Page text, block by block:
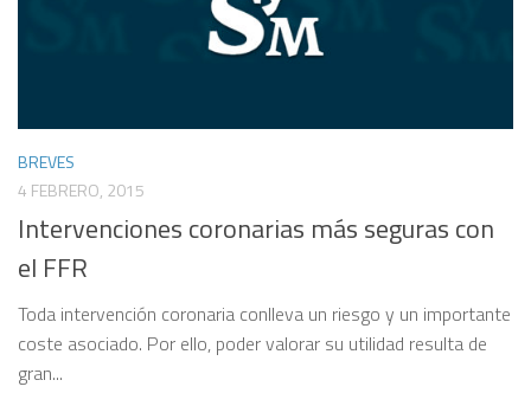
BREVES
4 FEBRERO, 2015
Intervenciones coronarias más seguras con
el FFR
Toda intervención coronaria conlleva un riesgo y un importante
coste asociado. Por ello, poder valorar su utilidad resulta de
gran...